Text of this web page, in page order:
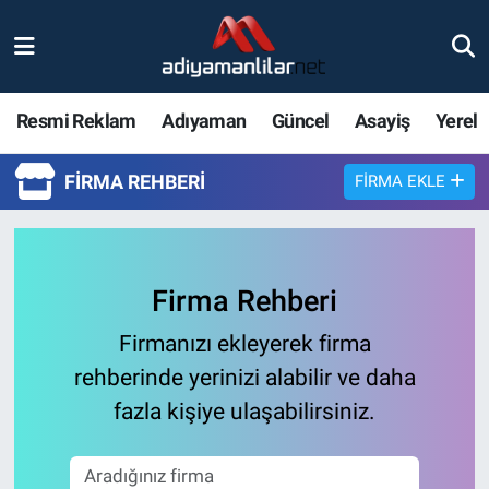
Resmi Reklam Adıyaman Güncel Asayiş Yerel
FIRMA REHBERI FIRMA EKLE
Firma Rehberi
Firmanızı ekleyerek firma
rehberinde yerinizi alabilir ve daha
fazla kişiye ulaşabilirsiniz.
Röportajlar
Bölge Haberleri
Asayiş
Sağlık
Nöbetçi Eczaneler
Adiyaman Namaz Vakitleri
Süper Lig Puan Durumu ve Fikstür
Son Dakika Haberleri
Haber Arşivi